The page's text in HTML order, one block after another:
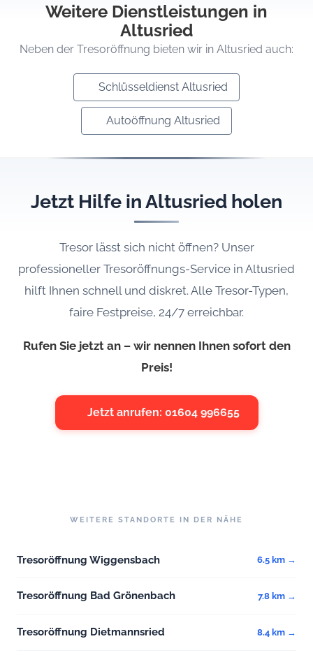
Weitere Dienstleistungen in
Altusried
Neben der Tresoröffnung bieten wir in Altusried auch:
Schlüsseldienst Altusried
Autoöffnung Altusried
Jetzt Hilfe in Altusried holen
Tresor lässt sich nicht öffnen? Unser
professioneller Tresoröffnungs-Service in Altusried
hilft Ihnen schnell und diskret. Alle Tresor-Typen,
faire Festpreise, 24/7 erreichbar.
Rufen Sie jetzt an – wir nennen Ihnen sofort den
Preis!
Jetzt anrufen: 01604 996655
WEITERE STANDORTE IN DER NÄHE
Tresoröffnung Wiggensbach 6.5 km →
Tresoröffnung Bad Grönenbach 7.8 km →
Tresoröffnung Dietmannsried 8.4 km →